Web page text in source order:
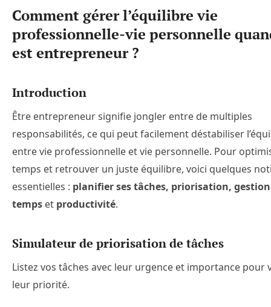
Comment gérer l’équilibre vie
professionnelle-vie personnelle
est entrepreneur ?
Introduction
Être entrepreneur signifie jongler entre de multiples
responsabilités, ce qui peut facilement déstabiliser
entre vie professionnelle et vie personnelle. Pour
temps et retrouver un juste équilibre, voici quelques
essentielles : planifier ses tâches, priorisation,
temps et productivité.
Simulateur de priorisation de tâches
Listez vos tâches avec leur urgence et importance pour
leur priorité.